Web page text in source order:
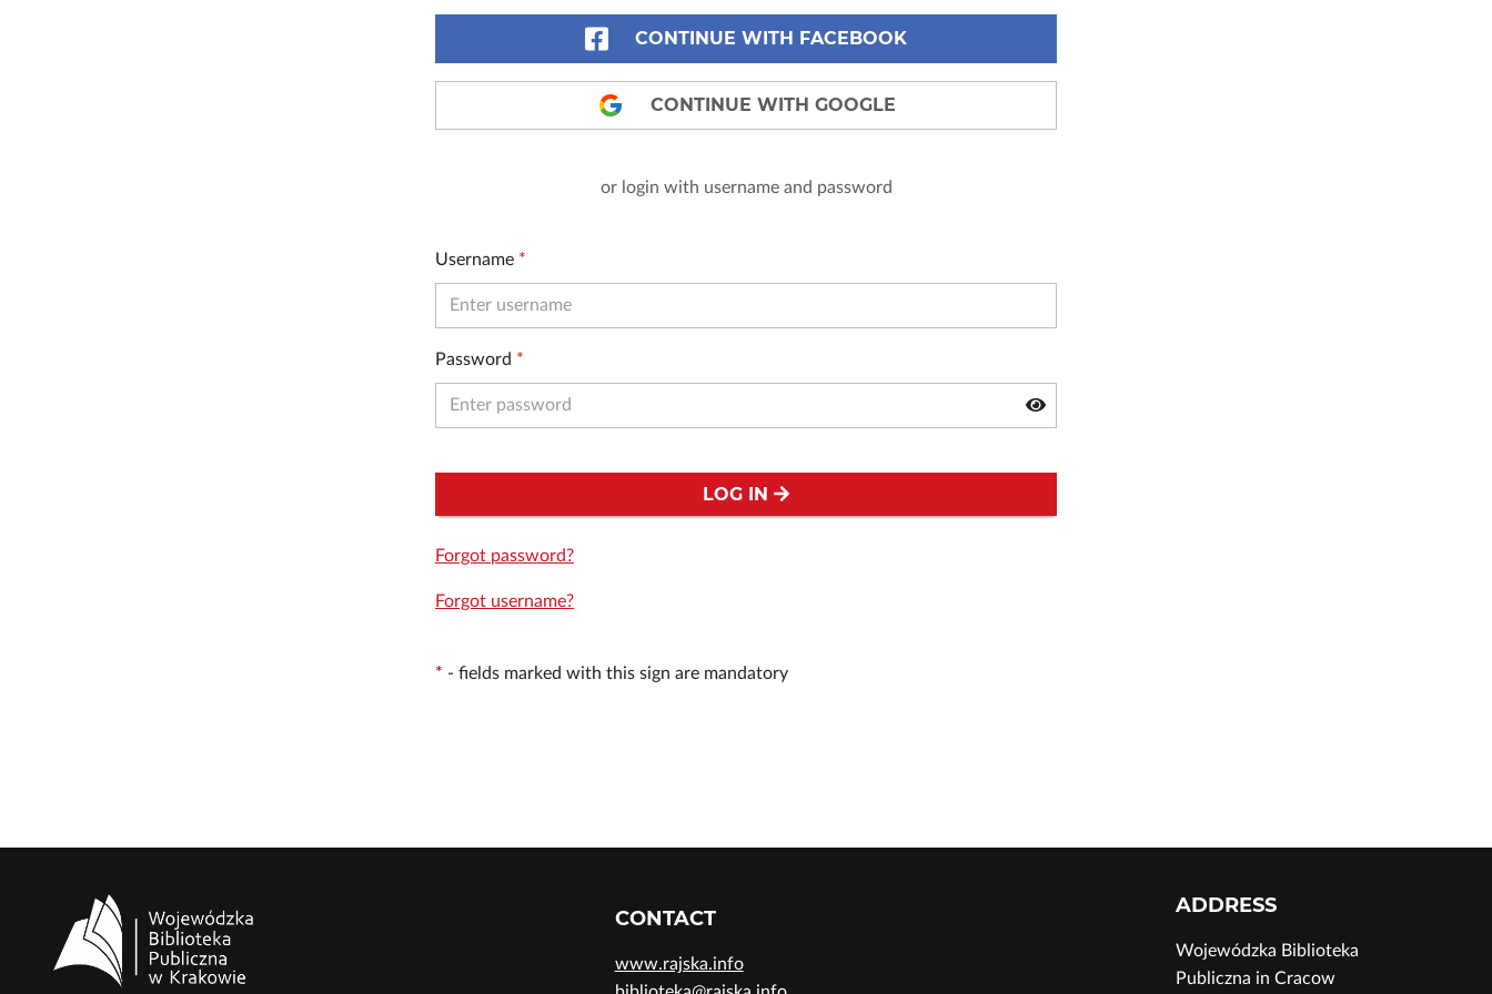
CONTINUE WITH FACEBOOK
CONTINUE WITH GOOGLE
or login with username and password
Username *
Password *
LOG IN
Forgot password?
Forgot username?
* - fields marked with this sign are mandatory
CONTACT
www.rajska.info
ADDRESS
Wojewódzka Biblioteka
Publiczna in Cracow